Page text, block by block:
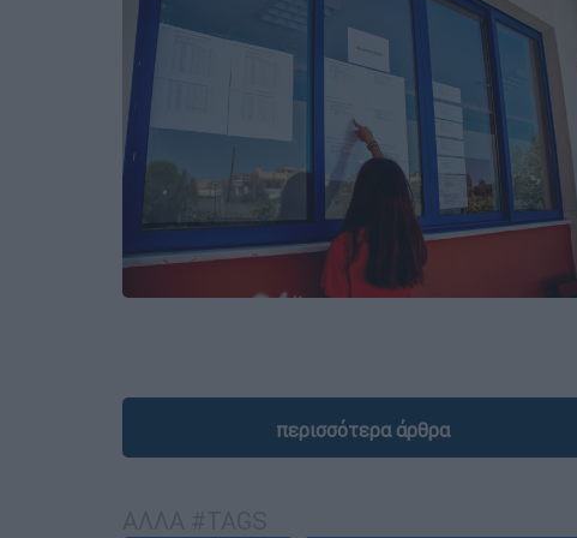
περισσότερα άρθρα